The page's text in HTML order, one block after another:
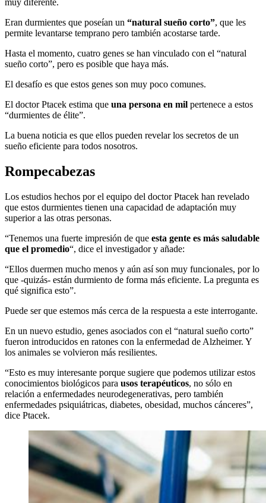
muy diferente.
Eran durmientes que poseían un “natural sueño corto”, que les
permite levantarse temprano pero también acostarse tarde.
Hasta el momento, cuatro genes se han vinculado con el “natural
sueño corto”, pero es posible que haya más.
El desafío es que estos genes son muy poco comunes.
El doctor Ptacek estima que una persona en mil pertenece a estos
“durmientes de élite”.
La buena noticia es que ellos pueden revelar los secretos de un
sueño eficiente para todos nosotros.
Rompecabezas
Los estudios hechos por el equipo del doctor Ptacek han revelado
que estos durmientes tienen una capacidad de adaptación muy
superior a las otras personas.
“Tenemos una fuerte impresión de que esta gente es más saludable
que el promedio“, dice el investigador y añade:
“Ellos duermen mucho menos y aún así son muy funcionales, por lo
que -quizás- están durmiento de forma más eficiente. La pregunta es
qué significa esto”.
Puede ser que estemos más cerca de la respuesta a este interrogante.
En un nuevo estudio, genes asociados con el “natural sueño corto”
fueron introducidos en ratones con la enfermedad de Alzheimer. Y
los animales se volvieron más resilientes.
“Esto es muy interesante porque sugiere que podemos utilizar estos
conocimientos biológicos para usos terapéuticos, no sólo en
relación a enfermedades neurodegenerativas, pero también
enfermedades psiquiátricas, diabetes, obesidad, muchos cánceres”,
dice Ptacek.